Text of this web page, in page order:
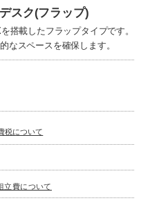
スク(フラップ)
搭載したフラップタイプです。
なスペースを確保します。
税について
立費について